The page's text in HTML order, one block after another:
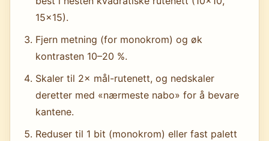
15×15).
Fjern metning (for monokrom) og øk
kontrasten 10–20 %.
Skaler til 2× mål-rutenett, og nedskaler
deretter med «nærmeste nabo» for å bevare
kantene.
Reduser til 1 bit (monokrom) eller fast palett